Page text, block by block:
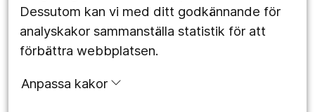
Dessutom kan vi med ditt godkännande för
analyskakor sammanställa statistik för att
förbättra webbplatsen.
Anpassa kakor
Följ oss
Facebook